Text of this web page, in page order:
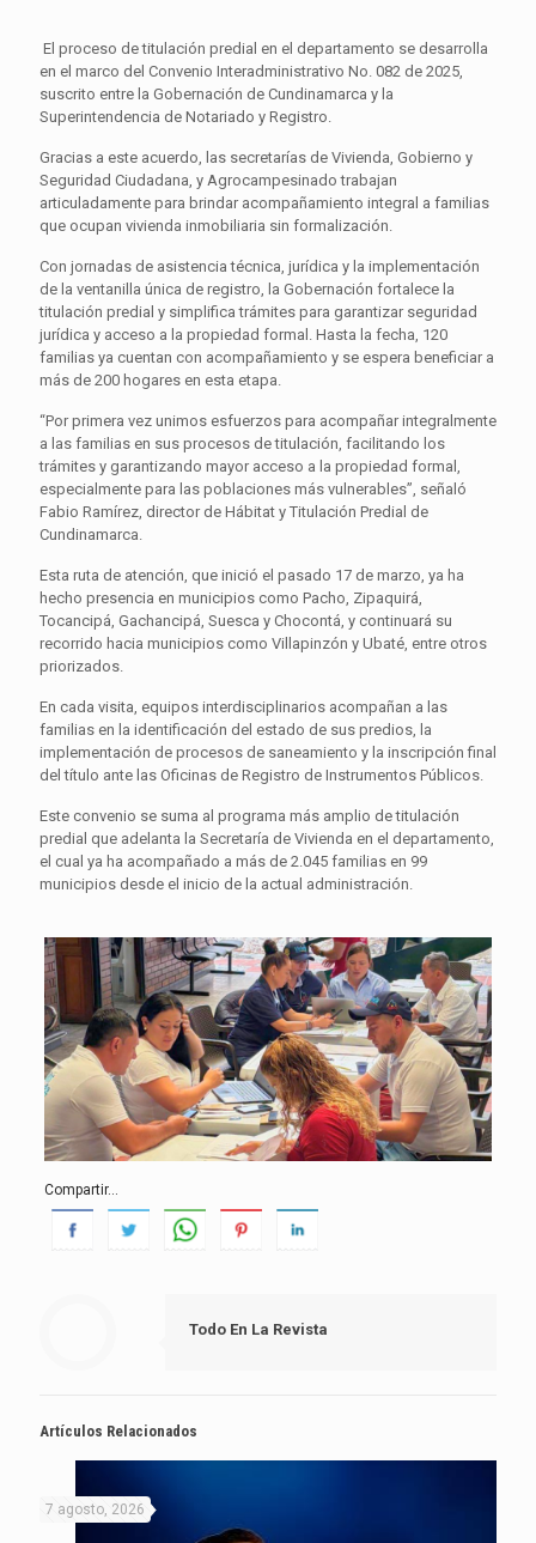
El proceso de titulación predial en el departamento se desarrolla
en el marco del Convenio Interadministrativo No. 082 de 2025,
suscrito entre la Gobernación de Cundinamarca y la
Superintendencia de Notariado y Registro.
Gracias a este acuerdo, las secretarías de Vivienda, Gobierno y
Seguridad Ciudadana, y Agrocampesinado trabajan
articuladamente para brindar acompañamiento integral a familias
que ocupan vivienda inmobiliaria sin formalización.
Con jornadas de asistencia técnica, jurídica y la implementación
de la ventanilla única de registro, la Gobernación fortalece la
titulación predial y simplifica trámites para garantizar seguridad
jurídica y acceso a la propiedad formal. Hasta la fecha, 120
familias ya cuentan con acompañamiento y se espera beneficiar a
más de 200 hogares en esta etapa.
“Por primera vez unimos esfuerzos para acompañar integralmente
a las familias en sus procesos de titulación, facilitando los
trámites y garantizando mayor acceso a la propiedad formal,
especialmente para las poblaciones más vulnerables”, señaló
Fabio Ramírez, director de Hábitat y Titulación Predial de
Cundinamarca.
Esta ruta de atención, que inició el pasado 17 de marzo, ya ha
hecho presencia en municipios como Pacho, Zipaquirá,
Tocancipá, Gachancipá, Suesca y Chocontá, y continuará su
recorrido hacia municipios como Villapinzón y Ubaté, entre otros
priorizados.
En cada visita, equipos interdisciplinarios acompañan a las
familias en la identificación del estado de sus predios, la
implementación de procesos de saneamiento y la inscripción final
del título ante las Oficinas de Registro de Instrumentos Públicos.
Este convenio se suma al programa más amplio de titulación
predial que adelanta la Secretaría de Vivienda en el departamento,
el cual ya ha acompañado a más de 2.045 familias en 99
municipios desde el inicio de la actual administración.
Compartir...
Todo En La Revista
Artículos Relacionados
7 agosto, 2026